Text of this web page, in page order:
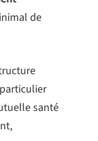
de
santé